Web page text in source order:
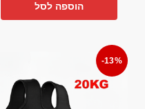
הוספה לסל
-13%